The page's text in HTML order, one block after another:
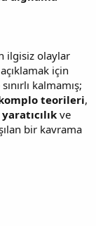
ilgisiz olaylar
için
kalmamış;
teorileri,
yaratıcılık ve
bir kavrama